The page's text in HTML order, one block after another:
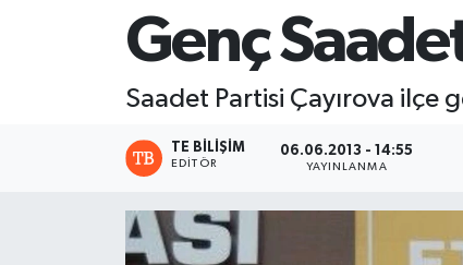
Genç
Saadet Partisi Çayırova ilçe
TE BILIŞIM
EDITÖR
06.06.2013 - 14:55
YAYINLANMA
Süper Lig Puan Durumu ve Fikstür
Tüm Manşetler
Son Dakika Haberleri
Haber Arşivi